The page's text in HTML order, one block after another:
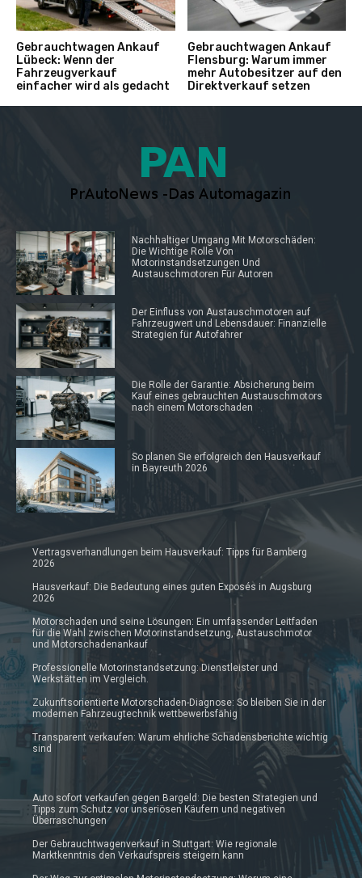
Gebrauchtwagen Ankauf
Lübeck: Wenn der
Fahrzeugverkauf
einfacher wird als gedacht
Gebrauchtwagen Ankauf
Flensburg: Warum immer
mehr Autobesitzer auf den
Direktverkauf setzen
Nachhaltiger Umgang Mit Motorschäden:
Die Wichtige Rolle Von
Motorinstandsetzungen Und
Austauschmotoren Für Autoren
Der Einfluss von Austauschmotoren auf
Fahrzeugwert und Lebensdauer: Finanzielle
Strategien für Autofahrer
Die Rolle der Garantie: Absicherung beim
Kauf eines gebrauchten Austauschmotors
nach einem Motorschaden
So planen Sie erfolgreich den Hausverkauf
in Bayreuth 2026
Vertragsverhandlungen beim Hausverkauf: Tipps für Bamberg
2026
Hausverkauf: Die Bedeutung eines guten Exposés in Augsburg
2026
Motorschaden und seine Lösungen: Ein umfassender Leitfaden
für die Wahl zwischen Motorinstandsetzung, Austauschmotor
und Motorschadenankauf
Professionelle Motorinstandsetzung: Dienstleister und
Werkstätten im Vergleich.
Zukunftsorientierte Motorschaden-Diagnose: So bleiben Sie in der
modernen Fahrzeugtechnik wettbewerbsfähig
Transparent verkaufen: Warum ehrliche Schadensberichte wichtig
sind
Auto sofort verkaufen gegen Bargeld: Die besten Strategien und
Tipps zum Schutz vor unseriösen Käufern und negativen
Überraschungen
Der Gebrauchtwagenverkauf in Stuttgart: Wie regionale
Marktkenntnis den Verkaufspreis steigern kann